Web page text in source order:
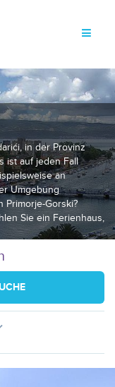
in der Provinz
ist auf jeden Fall
an
Umgebung
Primorje-Gorski?
Sie ein Ferienhaus,